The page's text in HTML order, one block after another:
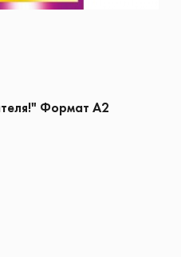
Формат А2